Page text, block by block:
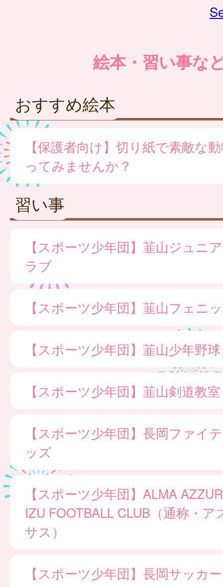
絵本・習い事な
おすすめ絵本
【保護者向け】切り紙で素敵な
ってみませんか？
習い事
【スポーツ少年団】韮山ジュニ
ラブ
【スポーツ少年団】韮山フェニ
【スポーツ少年団】韮山少年野
【スポーツ少年団】韮山剣道教室
【スポーツ少年団】長岡ファイ
ッズ
【スポーツ少年団】ALMA
IZU FOOTBALL CLUB（通称・
サス）
【スポーツ少年団】長岡サッカー